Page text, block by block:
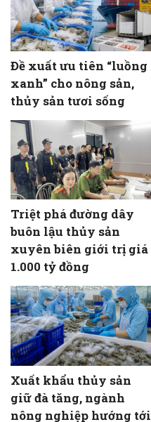
Đề xuất ưu tiên “luồng
xanh” cho nông sản,
thủy sản tươi sống
Triệt phá đường dây
buôn lậu thủy sản
xuyên biên giới trị giá
1.000 tỷ đồng
Xuất khẩu thủy sản
giữ đà tăng, ngành
nông nghiệp hướng tới